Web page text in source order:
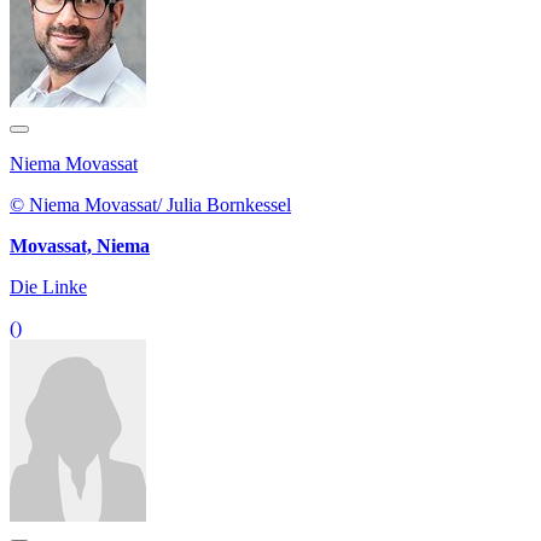
Niema Movassat
© Niema Movassat/ Julia Bornkessel
Movassat, Niema
Die Linke
()